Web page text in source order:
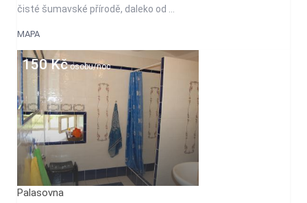
čisté šumavské přírodě, daleko od ...
MAPA
150 Kčosobu/noc
Palasovna